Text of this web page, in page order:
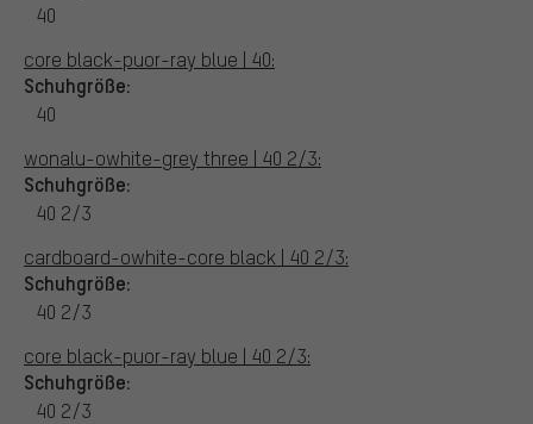
40
core black-puor-ray blue | 40:
Schuhgröße:
40
wonalu-owhite-grey three | 40 2/3:
Schuhgröße:
40 2/3
cardboard-owhite-core black | 40 2/3:
Schuhgröße:
40 2/3
core black-puor-ray blue | 40 2/3:
Schuhgröße:
40 2/3